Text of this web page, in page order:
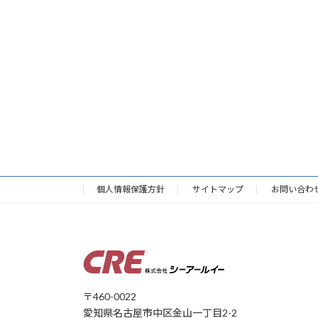
個人情報保護方針 サイトマップ お問い合わ
〒460-0022
愛知県名古屋市中区金山一丁目2-2